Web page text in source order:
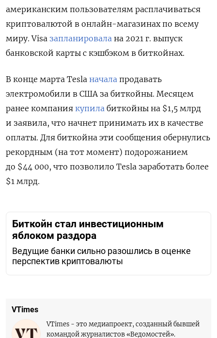
американским пользователям расплачиваться
криптовалютой в онлайн-магазинах по всему
миру. Visa запланировала на 2021 г. выпуск
банковской карты с кэшбэком в биткойнах.
В конце марта Tesla начала продавать
электромобили в США за биткойны. Месяцем
ранее компания купила биткойны на $1,5 млрд
и заявила, что начнет принимать их в качестве
оплаты. Для биткойна эти сообщения обернулись
рекордным (на тот момент) подорожанием
до $44 000, что позволило Tesla заработать более
$1 млрд.
Биткойн стал инвестиционным
яблоком раздора
Ведущие банки сильно разошлись в оценке
перспектив криптовалюты
VTimes
VTimes - это медиапроект, созданный бывшей
командой журналистов «Ведомостей».